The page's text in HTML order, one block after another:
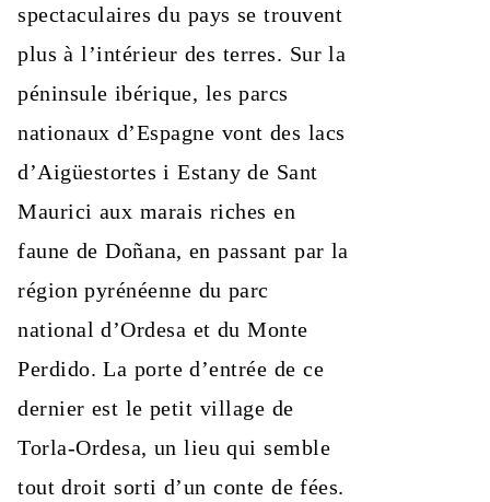
spectaculaires du pays se trouvent
plus à l’intérieur des terres. Sur la
péninsule ibérique, les parcs
nationaux d’Espagne vont des lacs
d’Aigüestortes i Estany de Sant
Maurici aux marais riches en
faune de Doñana, en passant par la
région pyrénéenne du parc
national d’Ordesa et du Monte
Perdido. La porte d’entrée de ce
dernier est le petit village de
Torla-Ordesa, un lieu qui semble
tout droit sorti d’un conte de fées.